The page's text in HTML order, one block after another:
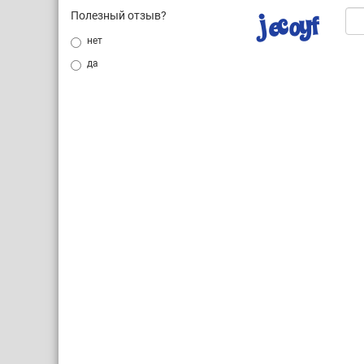
Полезный отзыв?
нет
да